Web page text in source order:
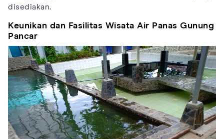
disediakan.
Keunikan dan Fasilitas Wisata Air Panas Gunung
Pancar